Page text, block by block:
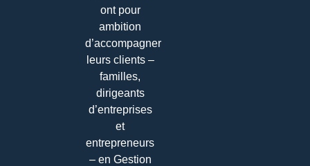
ont pour
ambition
d’accompagner
leurs clients –
familles,
dirigeants
d’entreprises
et
entrepreneurs
– en Gestion